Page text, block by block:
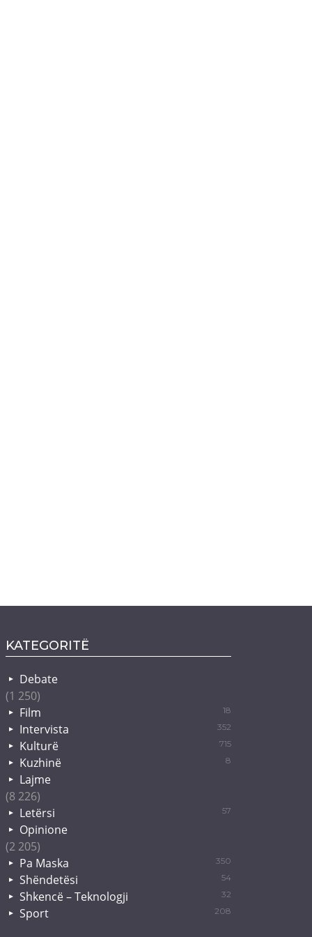
KATEGORITË
Debate
(1 250)
Film
18
Intervista 352
Kulturë 715
Kuzhinë 8
Lajme
(8 226)
Letërsi
57
Opinione
(2 205)
Pa Maska
350
Shëndetësi 54
Shkencë – Teknologji 32
Sport 208